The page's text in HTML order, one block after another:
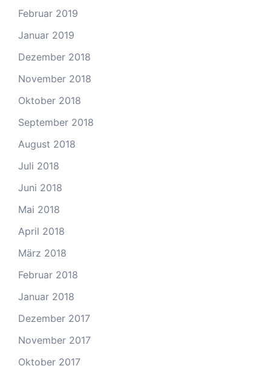
Februar 2019
Januar 2019
Dezember 2018
November 2018
Oktober 2018
September 2018
August 2018
Juli 2018
Juni 2018
Mai 2018
April 2018
März 2018
Februar 2018
Januar 2018
Dezember 2017
November 2017
Oktober 2017